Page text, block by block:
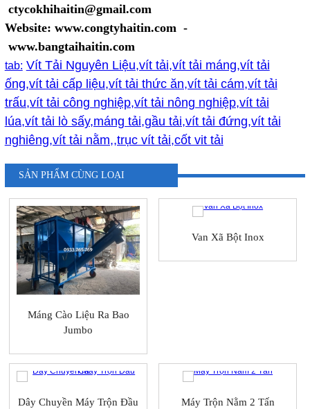
ctycokhihaitin@gmail.com
Website: www.congtyhaitin.com -
www.bangtaihaitin.com
tab: Vít Tải Nguyên Liệu,vít tải,vít tải máng,vít tải
ống,vít tải cấp liệu,vít tải thức ăn,vít tải cám,vít tải
trấu,vít tải công nghiệp,vít tải nông nghiệp,vít tải
lúa,vít tải lò sấy,máng tải,gầu tải,vít tải đứng,vít tải
nghiêng,vít tải nằm,,trục vít tải,cốt vit tải
SẢN PHẨM CÙNG LOẠI
Máng Cào Liệu Ra Bao
Jumbo
Van Xã Bột Inox
Dây Chuyền Máy Trộn Đầu
Máy Trộn Nằm 2 Tấn